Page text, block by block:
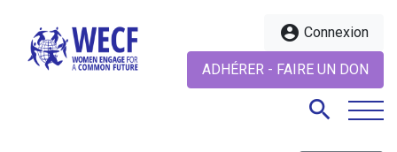
account_circle Connexion
ADHÉRER - FAIRE UN DON
search